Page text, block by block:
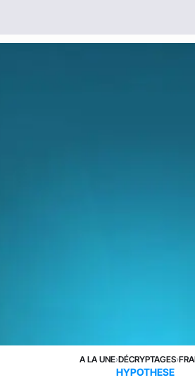
A LA UNE›DÉCRYPTAGES›
HYPOTHESE